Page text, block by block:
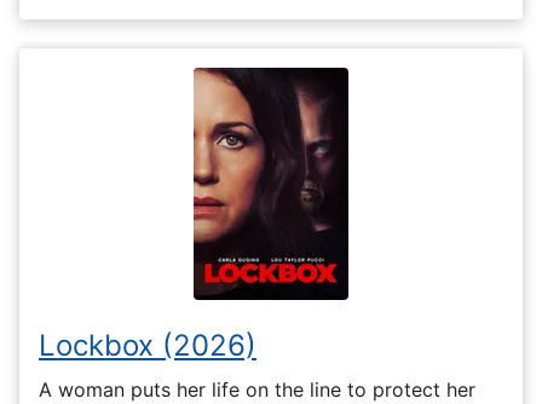
Lockbox (2026)
A woman puts her life on the line to protect her